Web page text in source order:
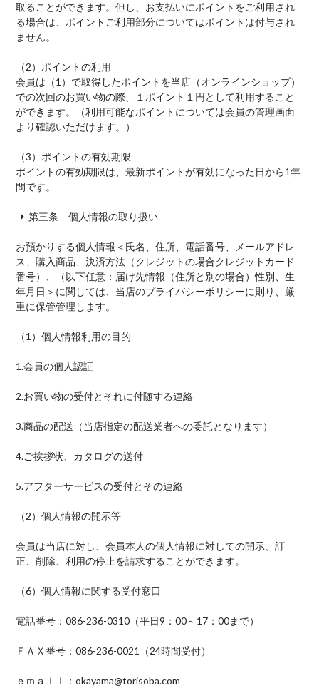
取ることができます。但し、お支払いにポイントをご利用され
る場合は、ポイントご利用部分についてはポイントは付与され
ません。
（2） ポイントの利用
会員は（1）で取得したポイントを当店（オンラインショップ）
での次回のお買い物の際、１ポイント１円として利用すること
ができます。（利用可能なポイントについては会員の管理画面
より確認いただけます。）
（3） ポイントの有効期限
ポイントの有効期限は、最新ポイントが有効になった日から1年
間です。
第三条 個人情報の取り扱い
お預かりする個人情報＜氏名、住所、電話番号、メールアドレ
ス、購入商品、決済方法（クレジットの場合クレジットカード
番号）、（以下任意：届け先情報（住所と別の場合）性別、生
年月日＞に関しては、当店のプライバシーポリシーに則り、厳
重に保管管理します。
（1）個人情報利用の目的
1.会員の個人認証
2.お買い物の受付とそれに付随する連絡
3.商品の配送（当店指定の配送業者への委託となります）
4.ご挨拶状、カタログの送付
5.アフターサービスの受付とその連絡
（2）個人情報の開示等
会員は当店に対し、会員本人の個人情報に対しての開示、訂
正、削除、利用の停止を請求することができます。
（6）個人情報に関する受付窓口
電話番号：086-236-0310（平日9：00～17：00まで）
ＦＡＸ番号：086-236-0021（24時間受付）
ｅｍａｉｌ：okayama@torisoba.com